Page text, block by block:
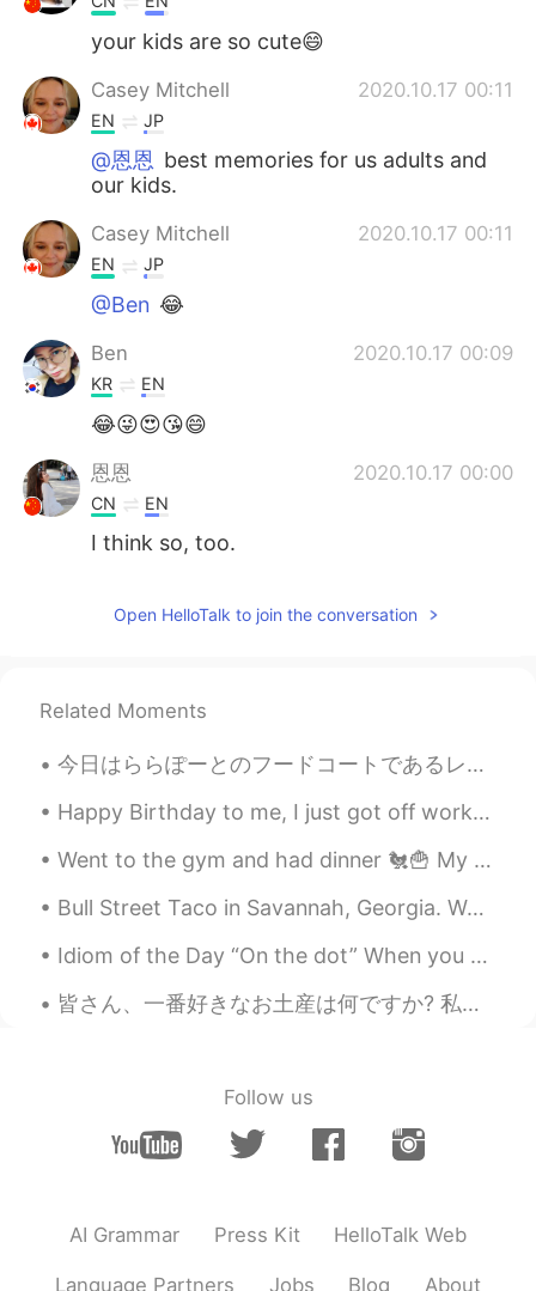
your kids are so cute😄
Casey Mitchell 2020.10.17 00:11
EN JP
@恩恩 best memories for us adults and
our kids.
Casey Mitchell 2020.10.17 00:11
EN JP
@Ben 😂
Ben 2020.10.17 00:09
KR EN
😂😜😍😘😄
恩恩 2020.10.17 00:00
CN EN
I think so, too.
Open HelloTalk to join the conversation
Related Moments
今日はららぽーとのフードコートであるレストラン、玉（ぎょく）で召し上がりました。写真はぎょくの特製ラーメンで、肉と太い麺がたっぷりでした。ららぽーとに行く前に、そこで小さなスナックを食べようと思...
Happy Birthday to me, I just got off work. Cheers to another year! I'm sad...I don't wanna get o...
Went to the gym and had dinner 🐔🍟 My cat 🐈‍⬛ been sleeping all day 😮‍💨 My dog just got a haircu...
Bull Street Taco in Savannah, Georgia. West Coast inspired tacos, burritos, and salads with a gre...
Idiom of the Day “On the dot” When you need to arrive at a destination at a precise time, we wi...
皆さん、一番好きなお土産は何ですか? 私は、旅行するとき、その市の「Hard Rock Cafe」に行って、ギターピンを買います! 🎸 世界中に集めることが好きです! 🌍 私は、既にたくさんピ...
Follow us
AI Grammar Press Kit HelloTalk Web
Language Partners Jobs Blog About